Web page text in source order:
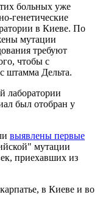
больных уже
генетические
в Киеве. По
мутации
требуют
чтобы с
штамма Дельта.
лаборатории
был отобран у
выявлены первые
мутации
приехавших из
в Киеве и во